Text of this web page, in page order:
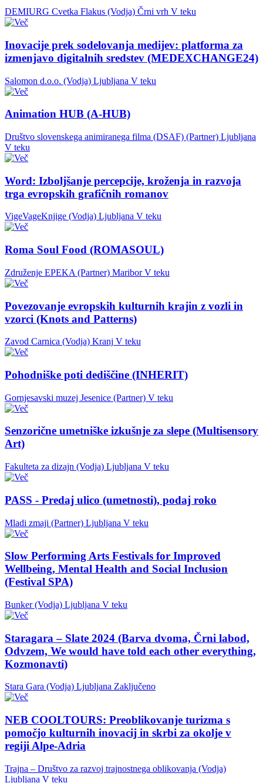
DEMIURG Cvetka Flakus (Vodja) Črni vrh V teku
Inovacije prek sodelovanja medijev: platforma za
izmenjavo digitalnih sredstev (MEDEXCHANGE24)
Salomon d.o.o. (Vodja) Ljubljana V teku
Animation HUB (A-HUB)
Društvo slovenskega animiranega filma (DSAF) (Partner) Ljubljana
V teku
Word: Izboljšanje percepcije, kroženja in razvoja
trga evropskih grafičnih romanov
VigeVageKnjige (Vodja) Ljubljana V teku
Roma Soul Food (ROMASOUL)
Združenje EPEKA (Partner) Maribor V teku
Povezovanje evropskih kulturnih krajin z vozli in
vzorci (Knots and Patterns)
Zavod Carnica (Vodja) Kranj V teku
Pohodniške poti dediščine (INHERIT)
Gornjesavski muzej Jesenice (Partner) V teku
Senzorične umetniške izkušnje za slepe (Multisensory
Art)
Fakulteta za dizajn (Vodja) Ljubljana V teku
PASS - Predaj ulico (umetnosti), podaj roko
Mladi zmaji (Partner) Ljubljana V teku
Slow Performing Arts Festivals for Improved
Wellbeing, Mental Health and Social Inclusion
(Festival SPA)
Bunker (Vodja) Ljubljana V teku
Staragara – Slate 2024 (Barva dvoma, Črni labod,
Odvzem, We would have told each other everything,
Kozmonavti)
Stara Gara (Vodja) Ljubljana Zaključeno
NEB COOLTOURS: Preoblikovanje turizma s
pomočjo kulturnih inovacij in skrbi za okolje v
regiji Alpe-Adria
Trajna – Društvo za razvoj trajnostnega oblikovanja (Vodja)
Ljubljana V teku